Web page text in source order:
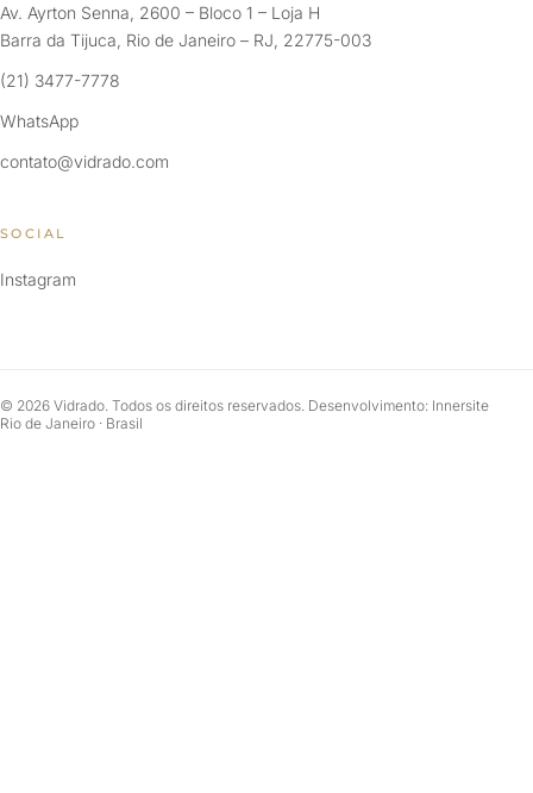
Av. Ayrton Senna, 2600 – Bloco 1 – Loja H
Barra da Tijuca, Rio de Janeiro – RJ, 22775-003
(21) 3477-7778
WhatsApp
contato@vidrado.com
SOCIAL
Instagram
© 2026 Vidrado. Todos os direitos reservados. Desenvolvimento: Innersite
Rio de Janeiro · Brasil